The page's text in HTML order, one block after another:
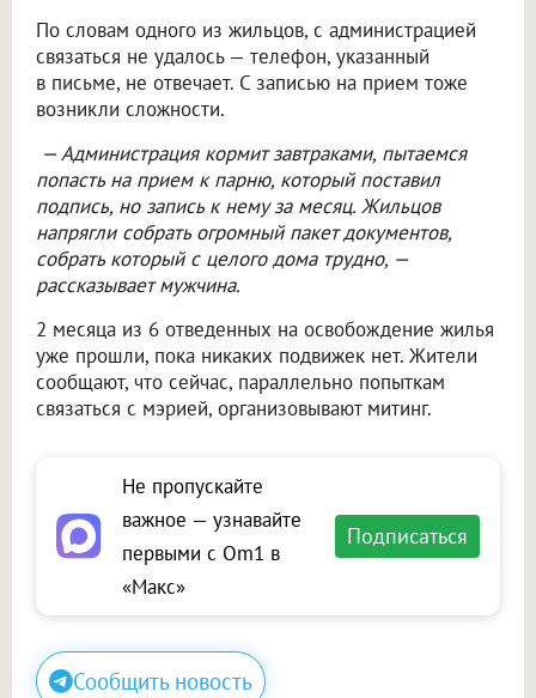
По словам одного из жильцов, с администрацией
связаться не удалось — телефон, указанный
в письме, не отвечает. С записью на прием тоже
возникли сложности.
— Администрация кормит завтраками, пытаемся
попасть на прием к парню, который поставил
подпись, но запись к нему за месяц. Жильцов
напрягли собрать огромный пакет документов,
собрать который с целого дома трудно, —
рассказывает мужчина.
2 месяца из 6 отведенных на освобождение жилья
уже прошли, пока никаких подвижек нет. Жители
сообщают, что сейчас, параллельно попыткам
связаться с мэрией, организовывают митинг.
Не пропускайте
важное — узнавайте
первыми с Om1 в
«Макс»
Подписаться
Сообщить новость